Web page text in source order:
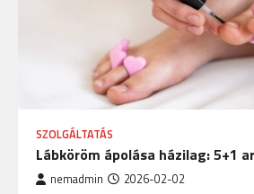
SZOLGÁLTATÁS
Lábköröm ápolása házilag: 5+1
nemadmin 2026-02-02